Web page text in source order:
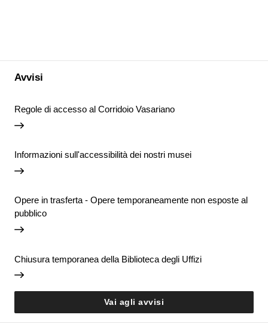
Avvisi
Regole di accesso al Corridoio Vasariano
Informazioni sull'accessibilità dei nostri musei
Opere in trasferta - Opere temporaneamente non esposte al
pubblico
Chiusura temporanea della Biblioteca degli Uffizi
Vai agli avvisi